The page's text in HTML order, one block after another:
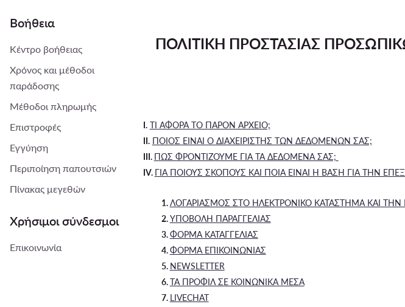
Βοήθεια
Κέντρο βοήθειας
Χρόνος και μέθοδοι
παράδοσης
Μέθοδοι πληρωμής
Επιστροφές
Εγγύηση
Περιποίηση παπουτσιών
Πίνακας μεγεθών
Χρήσιμοι σύνδεσμοι
Επικοινωνία
ΠΟΛΙΤΙΚΗ ΠΡΟΣΤΑΣΙΑΣ
I. ΤΙ ΑΦΟΡΑ ΤΟ ΠΑΡΟΝ ΑΡΧΕΙΟ;
II. ΠΟΙΟΣ ΕΙΝΑΙ Ο ΔΙΑΧΕΙΡΙΣΤΗΣ ΤΩΝ ΔΕΔΟΜΕΝΩΝ ΣΑΣ;
III. ΠΩΣ ΦΡΟΝΤΙΖΟΥΜΕ ΓΙΑ ΤΑ ΔΕΔΟΜΕΝΑ ΣΑΣ;
IV. ΓΙΑ ΠΟΙΟΥΣ ΣΚΟΠΟΥΣ ΚΑΙ ΠΟΙΑ ΕΙΝΑΙ Η ΒΑΣΗ ΓΙΑ ΤΗΝ
1.ΛΟΓΑΡΙΑΣΜΟΣ ΣΤΟ ΗΛΕΚΤΡΟΝΙΚΟ ΚΑΤΑΣΤΗΜΑ ΚΑΙ
2.ΥΠΟΒΟΛΗ ΠΑΡΑΓΓΕΛΙΑΣ
3.ΦΟΡΜΑ ΚΑΤΑΓΓΕΛΙΑΣ
4.ΦΟΡΜΑ ΕΠΙΚΟΙΝΩΝΙΑΣ
5. NEWSLETTER
6.ΤΑ ΠΡΟΦΙΛ ΣΕ ΚΟΙΝΩΝΙΚΑ ΜΕΣΑ
7. LIVECHAT